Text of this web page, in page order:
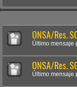
ONSA/Res.
Último mensaje
ONSA/Res.
Último mensaje